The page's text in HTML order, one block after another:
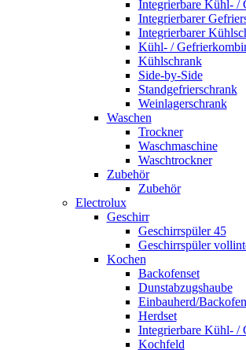
Integrierbare Kühl- /
Integrierbarer
Integrierbarer
Kühl- /
Kühlschrank
Side-by-Side
Standgefrierschrank
Weinlagerschrank
Waschen
Trockner
Waschmaschine
Waschtrockner
Zubehör
Zubehör
Electrolux
Geschirr
Geschirrspüler 45
Geschirrspüler
Kochen
Backofenset
Dunstabzugshaube
Einbauherd/Backofen
Herdset
Integrierbare Kühl- /
Kochfeld